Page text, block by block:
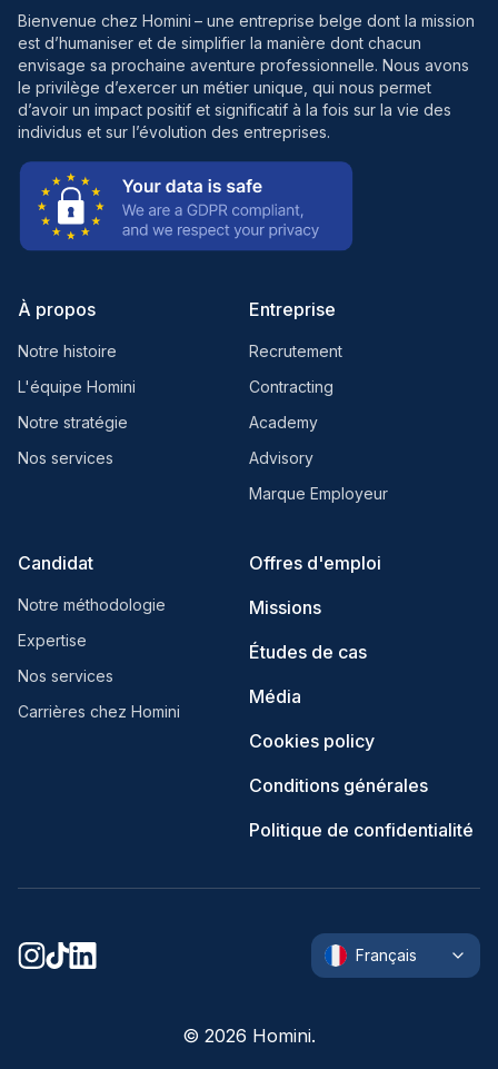
Bienvenue chez Homini – une entreprise belge dont la mission
est d’humaniser et de simplifier la manière dont chacun
envisage sa prochaine aventure professionnelle. Nous avons
le privilège d’exercer un métier unique, qui nous permet
d’avoir un impact positif et significatif à la fois sur la vie des
individus et sur l’évolution des entreprises.
À propos
Notre histoire
L'équipe Homini
Notre stratégie
Nos services
Entreprise
Recrutement
Contracting
Academy
Advisory
Marque Employeur
Candidat
Notre méthodologie
Expertise
Nos services
Carrières chez Homini
Offres d'emploi
Missions
Études de cas
Média
Cookies policy
Conditions générales
Politique de confidentialité
© 2026 Homini.
Français